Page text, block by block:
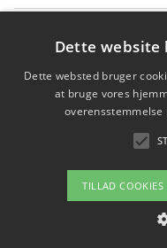
klimaændringer
Hvordan citater om
Om / kontakt
Dette website
Dette websted bruger
at bruge vores
TILLAD COOKIES